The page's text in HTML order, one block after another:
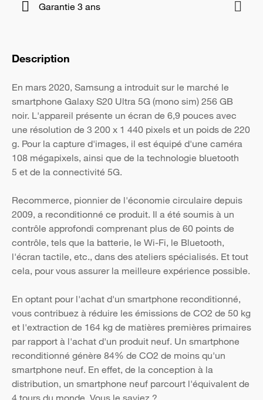
Garantie 3 ans
Description
En mars 2020, Samsung a introduit sur le marché le
smartphone Galaxy S20 Ultra 5G (mono sim) 256 GB
noir. L'appareil présente un écran de 6,9 pouces avec
une résolution de 3 200 x 1 440 pixels et un poids de 220
g. Pour la capture d'images, il est équipé d'une caméra
108 mégapixels, ainsi que de la technologie bluetooth
5 et de la connectivité 5G.
Recommerce, pionnier de l'économie circulaire depuis
2009, a reconditionné ce produit. Il a été soumis à un
contrôle approfondi comprenant plus de 60 points de
contrôle, tels que la batterie, le Wi-Fi, le Bluetooth,
l'écran tactile, etc., dans des ateliers spécialisés. Et tout
cela, pour vous assurer la meilleure expérience possible.
En optant pour l'achat d'un smartphone reconditionné,
vous contribuez à réduire les émissions de CO2 de 50 kg
et l'extraction de 164 kg de matières premières primaires
par rapport à l'achat d'un produit neuf. Un smartphone
reconditionné génère 84% de CO2 de moins qu'un
smartphone neuf. En effet, de la conception à la
distribution, un smartphone neuf parcourt l'équivalent de
4 tours du monde. Vous le saviez ?